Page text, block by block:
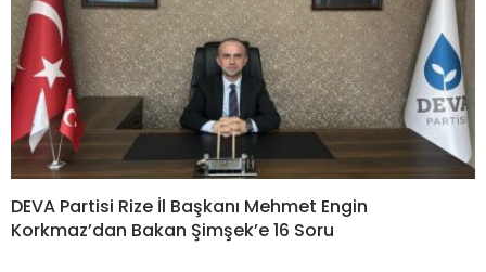
DEVA Partisi Rize İl Başkanı Mehmet Engin
Korkmaz’dan Bakan Şimşek’e 16 Soru